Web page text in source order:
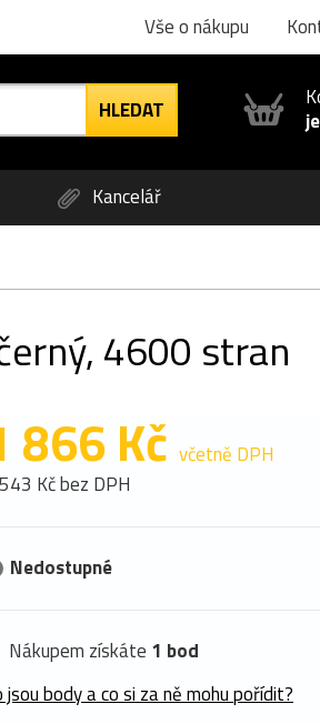
Vše o nákupu
Kancelář
4600 stran
866 Kč včetně DPH
Kč bez DPH
Nedostupné
Nákupem získáte 1 bod
jsou body a co si za ně mohu pořídit?